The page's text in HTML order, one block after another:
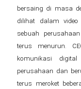
bersaing di masa
dilihat dalam video
sebuah
terus menurun.
komunikasi
perusahaan dan
terus meroket